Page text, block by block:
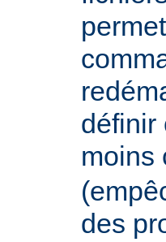
définir
moins
des